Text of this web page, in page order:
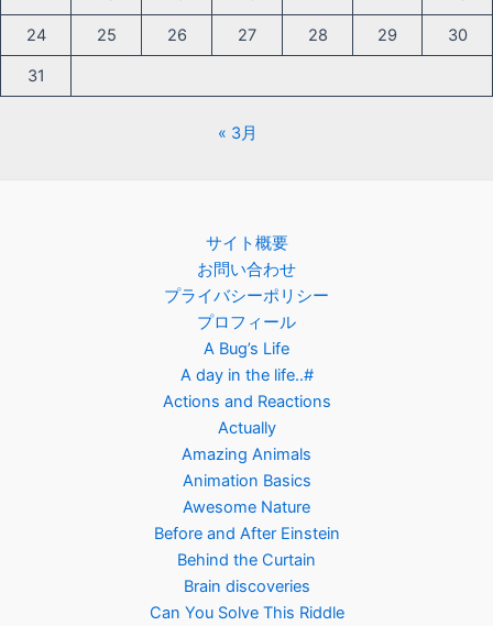
24 25 26 27 28 29 30
31
« 3月
サイト概要
お問い合わせ
プライバシーポリシー
プロフィール
A Bug’s Life
A day in the life..#
Actions and Reactions
Actually
Amazing Animals
Animation Basics
Awesome Nature
Before and After Einstein
Behind the Curtain
Brain discoveries
Can You Solve This Riddle